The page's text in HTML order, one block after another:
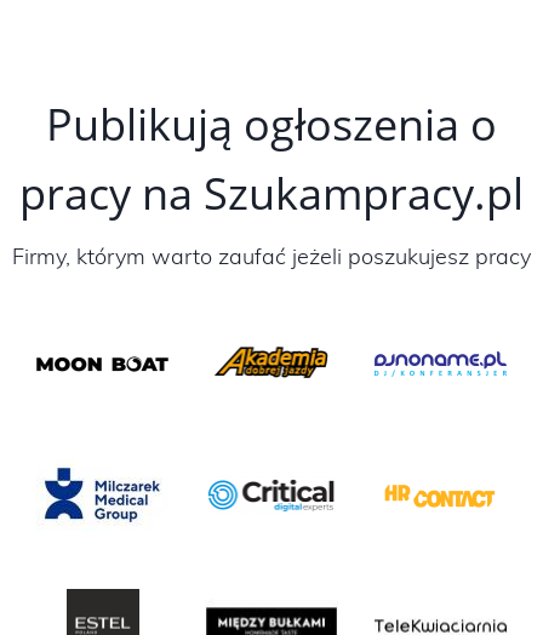
Publikują ogłoszenia o
pracy na Szukampracy.pl
Firmy, którym warto zaufać jeżeli poszukujesz pracy